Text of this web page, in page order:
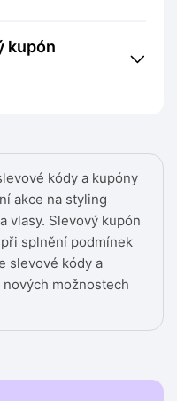
kódy a kupóny
akce na styling
vlasy. Slevový kupón
splnění podmínek
slevové kódy a
možnostech